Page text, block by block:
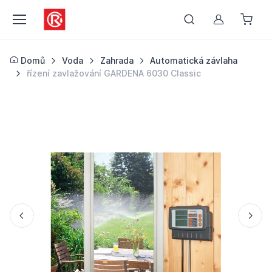
Můj účet
Domů Voda Zahrada
Automatická závlaha
řízení zavlažování GARDENA 6030 Classic